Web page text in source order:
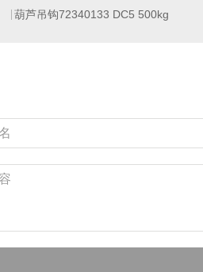
葫芦吊钩72340133 DC5 500kg